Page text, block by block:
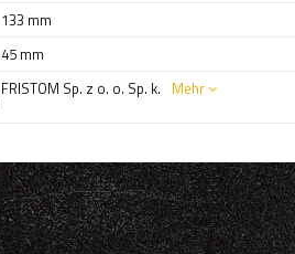
133 mm
45 mm
FRISTOM Sp. z o. o. Sp. k. Mehr